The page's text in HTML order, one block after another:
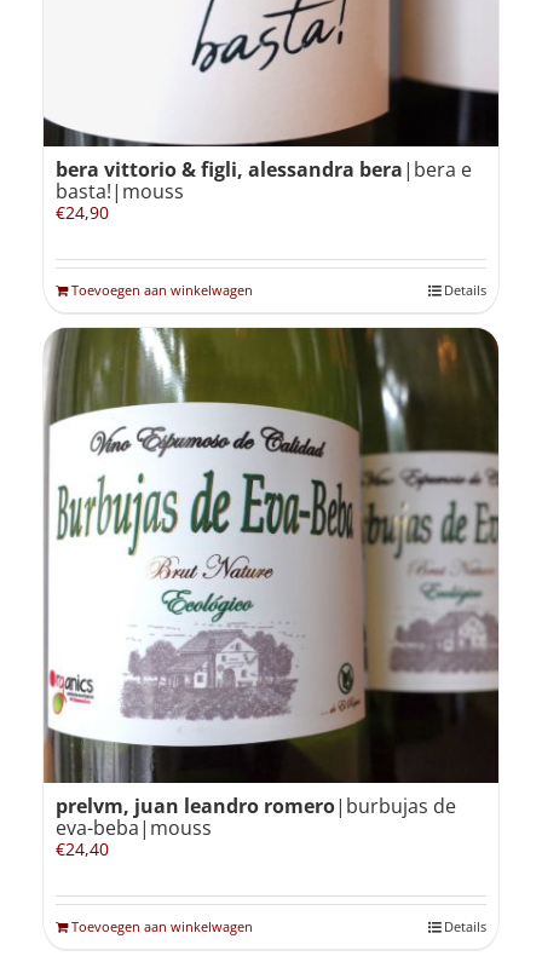
bera vittorio & figli, alessandra bera|bera e
basta!|mouss
€24,90
Toevoegen aan winkelwagen Details
prelvm, juan leandro romero|burbujas de
eva-beba|mouss
€24,40
Toevoegen aan winkelwagen Details